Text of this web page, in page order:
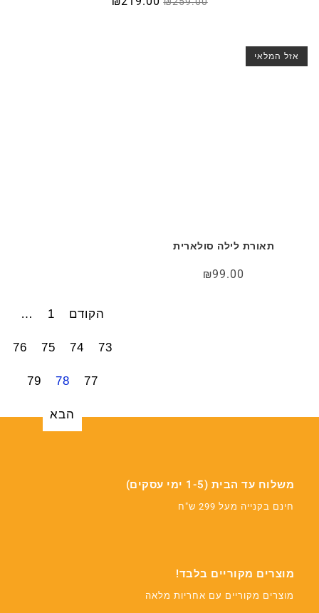
אזל המלאי
תאורת לילה סולארית
₪99.00
הקודם 1
…
73
74
75
76
77
78
79
הבא
משלוח עד הבית (1-5 ימי עסקים)
חינם בקנייה מעל 299 ש"ח
מוצרים מקוריים בלבד!
מוצרים מקוריים עם אחריות מלאה